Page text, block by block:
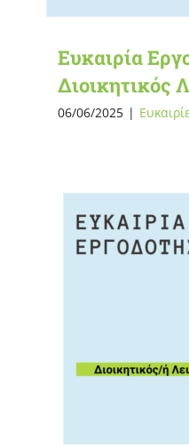
Ευκαιρία
Διοικητικός
06/06/2025 |